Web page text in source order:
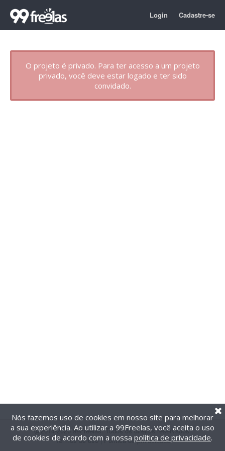
Login Cadastre-se
O projeto é privado. Para ter acesso a um projeto
privado, você deve estar logado e ter sido
convidado.
@2014-2026 99Freelas. Todos os direitos reservados.
Termos de uso| Política de privacidade
Nós fazemos uso de cookies em nosso site para melhorar
a sua experiência. Ao utilizar a 99Freelas, você aceita o uso
de cookies de acordo com a nossa política de privacidade.